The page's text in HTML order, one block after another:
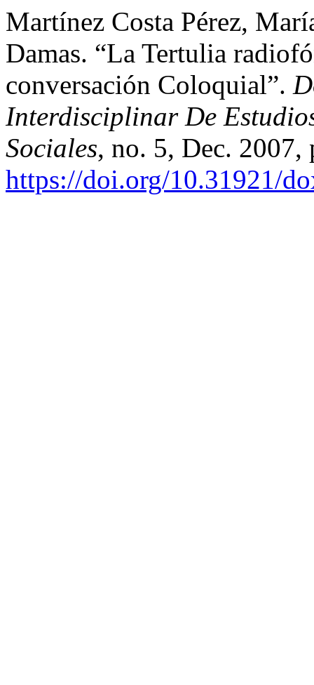
Martínez Costa Pérez,
Damas. “La Tertulia
conversación Coloquial”.
Interdisciplinar De
Sociales, no. 5, Dec. 2007,
https://doi.org/10.31921/